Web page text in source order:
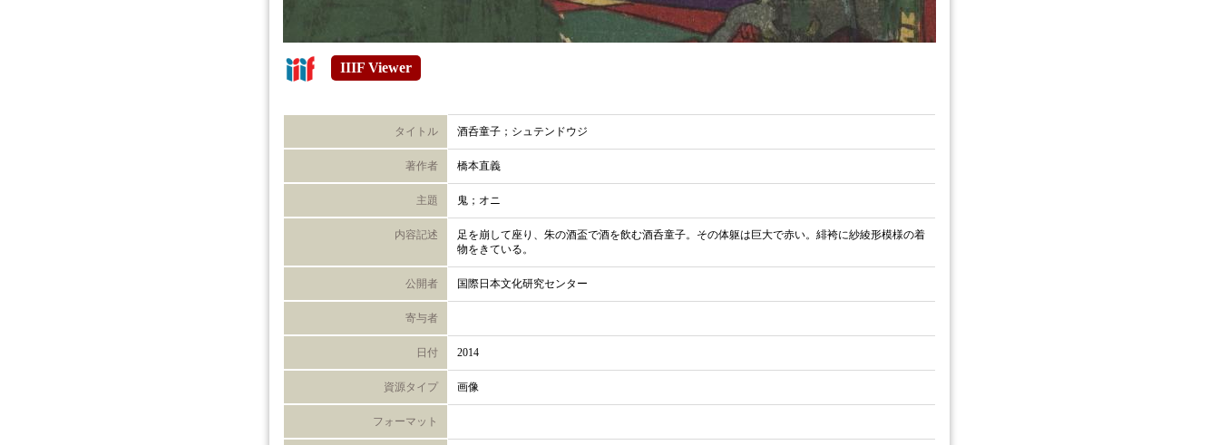
IIIF Viewer
タイトル 酒呑童子；シュテンドウジ
著作者 橋本直義
主題 鬼；オニ
内容記述
足を崩して座り、朱の酒盃で酒を飲む酒呑童子。その体躯は巨大で赤い。緋袴に紗綾形模様の着
物をきている。
公開者 国際日本文化研究センター
寄与者
日付 2014
資源タイプ 画像
フォーマット